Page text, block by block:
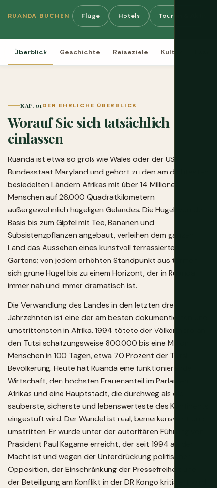
RUANDA BUCHEN Flüge Hotels Touren &
Überblick Geschichte Reiseziele Kultur
KAP. 01DER EHRLICHE ÜBERBLICK
Worauf Sie sich tatsächlich
einlassen
Ruanda ist etwa so groß wie Wales oder der US-
Bundesstaat Maryland und gehört zu den am dichtesten
besiedelten Ländern Afrikas mit über 14 Millionen
Menschen auf 26.000 Quadratkilometern
außergewöhnlich hügeligen Geländes. Die Hügel, von der
Basis bis zum Gipfel mit Tee, Bananen und
Subsistenzpflanzen angebaut, verleihen dem ganzen
Land das Aussehen eines kunstvoll terrassierten
Gartens; von jedem erhöhten Standpunkt aus türmen
sich grüne Hügel bis zu einem Horizont, der in Ruanda
immer nah und immer dramatisch ist.
Die Verwandlung des Landes in den letzten drei
Jahrzehnten ist eine der am besten dokumentierten und
umstrittensten in Afrika. 1994 tötete der Völkermord an
den Tutsi schätzungsweise 800.000 bis eine Million
Menschen in 100 Tagen, etwa 70 Prozent der Tutsi-
Bevölkerung. Heute hat Ruanda eine funktionierende
Wirtschaft, den höchsten Frauenanteil im Parlament
Afrikas und eine Hauptstadt, die durchweg als die
sauberste, sicherste und lebenswerteste des Kontinents
eingestuft wird. Der Wandel ist real, bemerkenswert und
umstritten: Er wurde unter der autoritären Führung von
Präsident Paul Kagame erreicht, der seit 1994 an der
Macht ist und wegen der Unterdrückung politischer
Opposition, der Einschränkung der Pressefreiheit und
der Beteiligung am Konflikt in der DR Kongo kritisiert wird.